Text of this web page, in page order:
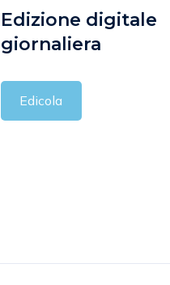
Edizione digitale
giornaliera
Edicola